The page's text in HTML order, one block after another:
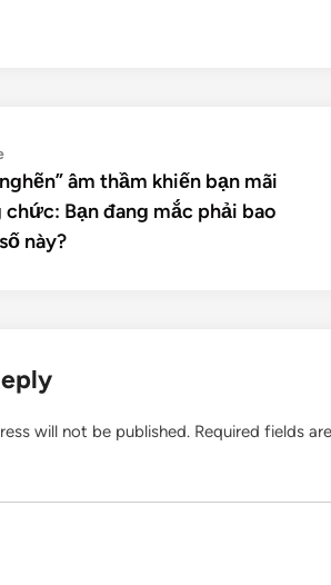
âm thầm khiến bạn mãi
chức: Bạn đang mắc phải bao
này?
will not be published. Required fields